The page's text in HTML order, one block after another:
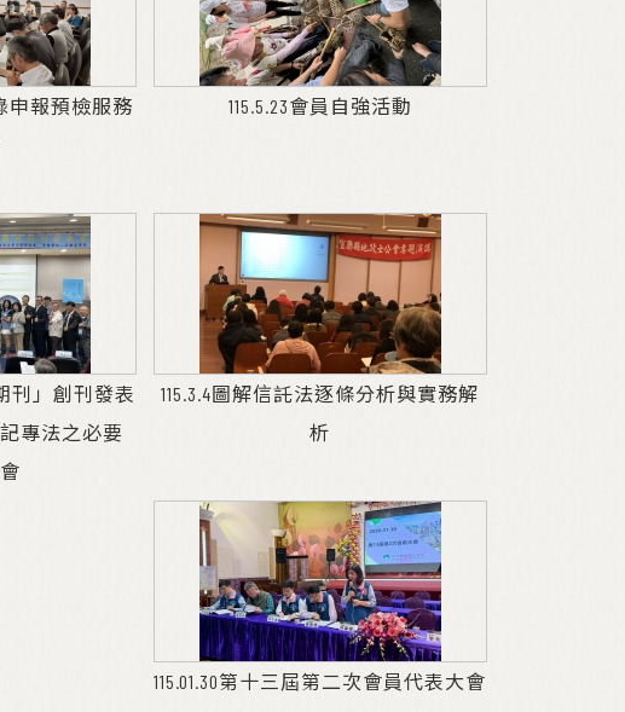
申報預檢服務
115.5.23會員自強活動
刊」創刊發表
專法之必要
115.3.4圖解信託法逐條分析與實務解
析
115.01.30第十三屆第二次會員代表大會